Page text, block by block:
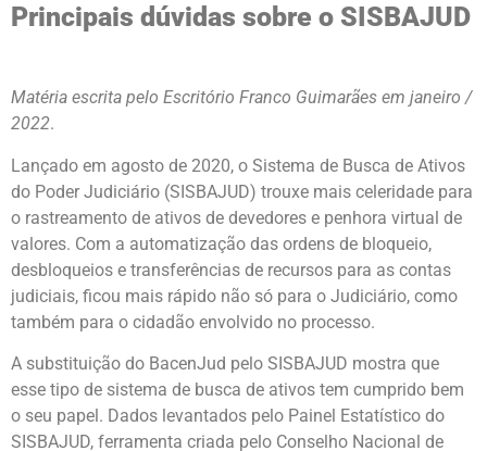
Principais dúvidas sobre o SISBAJUD
Matéria escrita pelo Escritório Franco Guimarães em janeiro /
2022.
Lançado em agosto de 2020, o Sistema de Busca de Ativos
do Poder Judiciário (SISBAJUD) trouxe mais celeridade para
o rastreamento de ativos de devedores e penhora virtual de
valores. Com a automatização das ordens de bloqueio,
desbloqueios e transferências de recursos para as contas
judiciais, ficou mais rápido não só para o Judiciário, como
também para o cidadão envolvido no processo.
A substituição do BacenJud pelo SISBAJUD mostra que
esse tipo de sistema de busca de ativos tem cumprido bem
o seu papel. Dados levantados pelo Painel Estatístico do
SISBAJUD, ferramenta criada pelo Conselho Nacional de